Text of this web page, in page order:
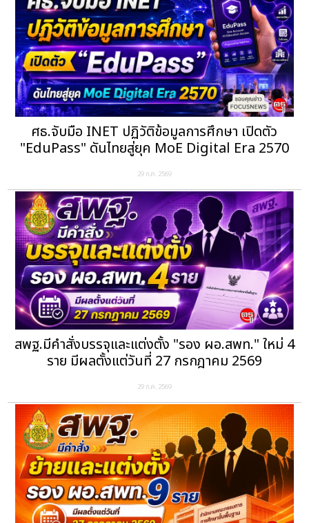
ศธ.จับมือ INET ปฏิวัติข้อมูลการศึกษา เปิดตัว
"EduPass" ดันไทยสู่ยุค MoE Digital Era 2570
29 ก.ค. 2569
สพฐ.มีคำสั่งบรรจุและแต่งตั้ง "รอง ผอ.สพท." ใหม่ 4
ราย มีผลตั้งแต่วันที่ 27 กรกฎาคม 2569
29 ก.ค. 2569